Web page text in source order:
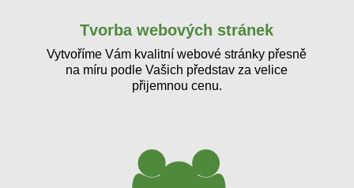
Tvorba webových stránek
Vytvoříme Vám kvalitní webové stránky přesně
na míru podle Vašich představ za velice
přijemnou cenu.